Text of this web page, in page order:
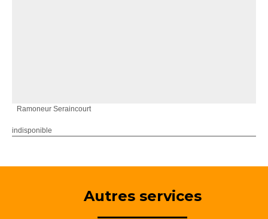
Ramoneur Seraincourt
indisponible
Autres services